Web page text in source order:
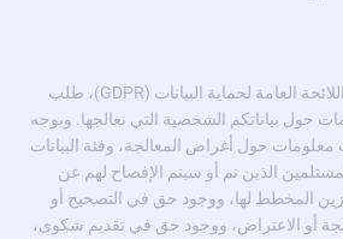
وفقًا للمادة 15 من اللائحة العامة لحماية البيانات (GDPR)، طلب
حول بياناتكم الشخصية التي نعالجها. وبوجه
حول أغراض المعالجة، وفئة البيانات
الذين تم أو سيتم الإفصاح لهم عن
المخطط لها، ووجود حق في التصحيح أو
أو الاعتراض، ووجود حق في تقديم شكوى،